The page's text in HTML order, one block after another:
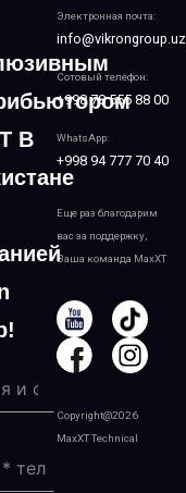
Электронная почта:
info@vikrongroup.uz
Сотовый телефон:
+998 78 555 88 00
WhatsApp:
+998 94 777 70 40
Еще раз благодарим
вас за поддержку,
Ваша команда MaxXT
Copyright@2026
MaxXT Technical
В